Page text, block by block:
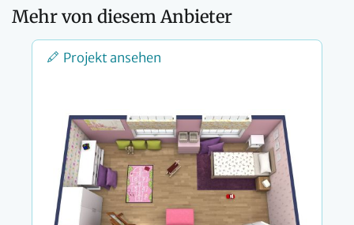
Mehr von diesem Anbieter
Projekt ansehen